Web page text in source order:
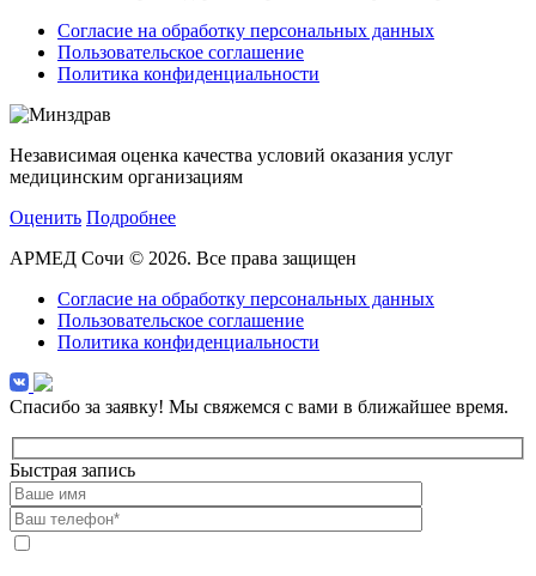
Согласие на обработку персональных данных
Пользовательское соглашение
Политика конфиденциальности
Независимая оценка качества условий оказания услуг
медицинским организациям
Оценить Подробнее
АРМЕД Сочи © 2026. Все права защищен
Согласие на обработку персональных данных
Пользовательское соглашение
Политика конфиденциальности
Спасибо за заявку! Мы свяжемся с вами в ближайшее время.
Быстрая запись